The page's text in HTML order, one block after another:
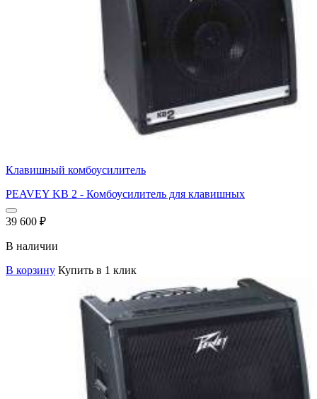
Клавишный комбоусилитель
PEAVEY KB 2 - Комбоусилитель для клавишных
39 600 ₽
В наличии
В корзину Купить в 1 клик